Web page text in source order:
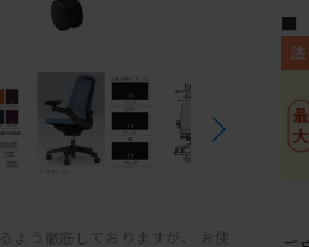
よう徹底しておりますが、 お使
■